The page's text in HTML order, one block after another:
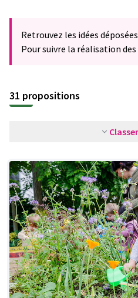
Retrouvez les idées
Pour suivre la réalisation
31 propositions